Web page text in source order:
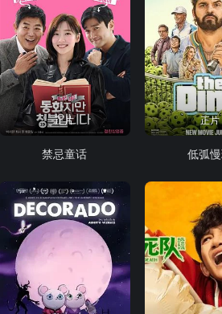
正片
禁忌童话
正片
低弧